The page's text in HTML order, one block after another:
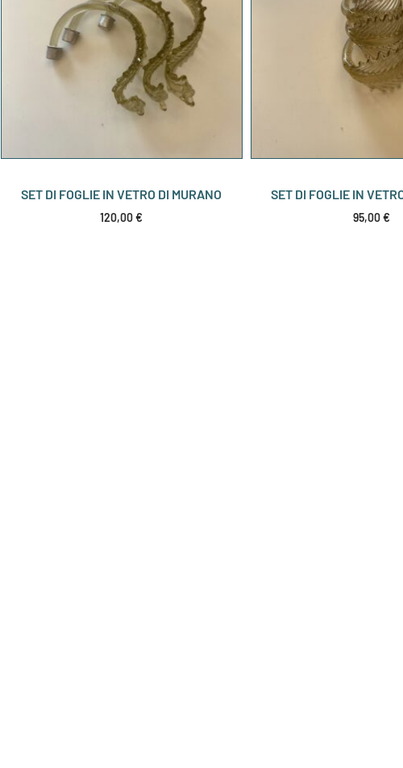
SET DI FOGLIE IN VETRO DI MURANO
120,00€
SET DI FOGLIE IN
95,00€